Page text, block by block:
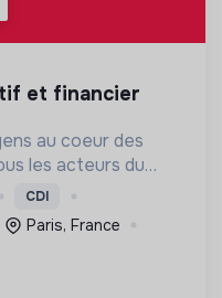
au coeur des
les acteurs du
institutions..)
numérique
CDI
Paris, France